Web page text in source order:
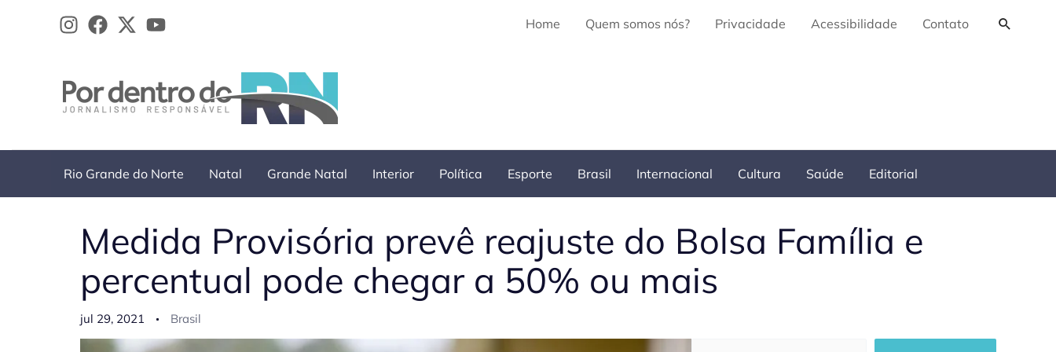
Home Quem somos nós? Privacidade Acessibilidade Contato
Rio Grande do Norte Natal Grande Natal Interior Política Esporte Brasil Internacional Cultura Saúde Editorial
Medida Provisória prevê reajuste do Bolsa Família e
percentual pode chegar a 50% ou mais
jul 29, 2021 Brasil